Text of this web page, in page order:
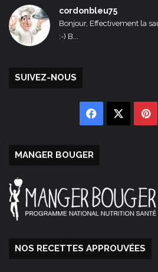
cordonbleu75
Bonjour, Effectivement la
:-) B...
SUIVEZ-NOUS
Facebook
MANGER BOUGER
NOS RECETTES APPROUVÉES